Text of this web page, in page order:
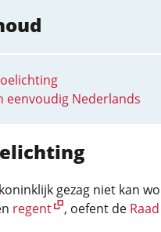
eenvoudig Nederlands
gezag niet kan
regent , oefent de